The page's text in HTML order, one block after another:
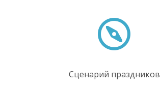
Сценарий праздников